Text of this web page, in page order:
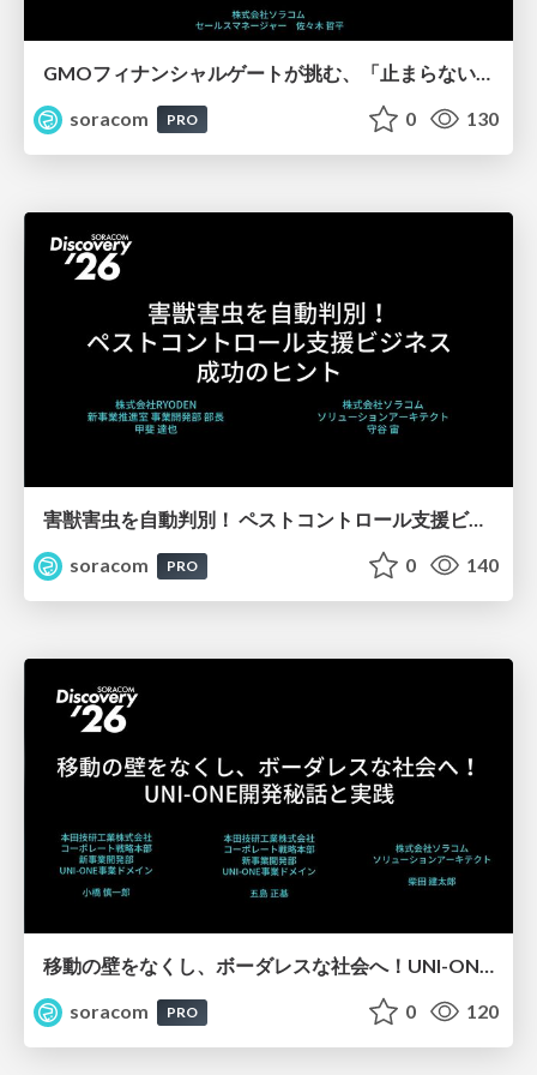
soracom
PRO 0 130
害獣害虫を自動判別！ ペストコントロール支援ビジネス成功のヒント【SORACOM Discovery 2026】
soracom
PRO 0 140
移動の壁をなくし、ボーダレスな社会へ！UNI-ONE開発秘話と実践【SORACOM Discovery 2026】
soracom
PRO 0 120